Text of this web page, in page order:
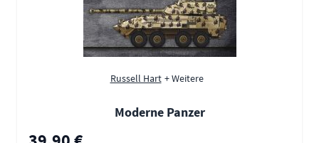
Russell Hart + Weitere
Moderne Panzer